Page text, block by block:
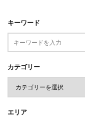
キーワード
カテゴリー
エリア